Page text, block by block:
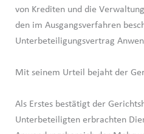
von Krediten und die
den im Ausgangsverfahren
Unterbeteiligungsvertrag
Mit seinem Urteil bejaht der
Als Erstes bestätigt der
Unterbeteiligten erbrachten